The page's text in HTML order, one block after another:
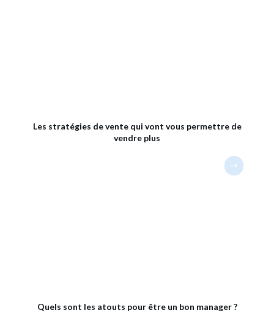
Les stratégies de vente qui vont vous permettre de
vendre plus
Quels sont les atouts pour être un bon manager ?